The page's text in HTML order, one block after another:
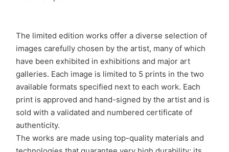
The limited edition works offer a diverse selection of
images carefully chosen by the artist, many of which
have been exhibited in exhibitions and major art
galleries. Each image is limited to 5 prints in the two
available formats specified next to each work. Each
print is approved and hand-signed by the artist and is
sold with a validated and numbered certificate of
authenticity.
The works are made using top-quality materials and